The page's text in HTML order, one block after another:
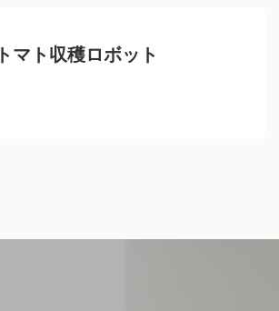
トマト収穫ロボット